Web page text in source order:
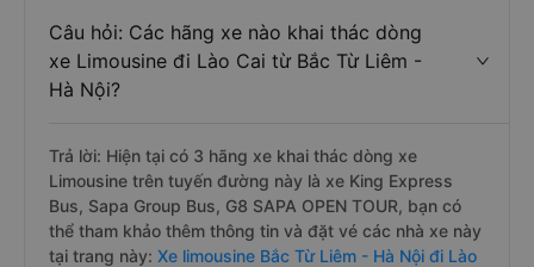
Câu hỏi: Các hãng xe nào khai thác dòng
xe Limousine đi Lào Cai từ Bắc Từ Liêm -
Hà Nội?
Trả lời: Hiện tại có 3 hãng xe khai thác dòng xe
Limousine trên tuyến đường này là xe King Express
Bus, Sapa Group Bus, G8 SAPA OPEN TOUR, bạn có
thể tham khảo thêm thông tin và đặt vé các nhà xe này
tại trang này: Xe limousine Bắc Từ Liêm - Hà Nội đi Lào